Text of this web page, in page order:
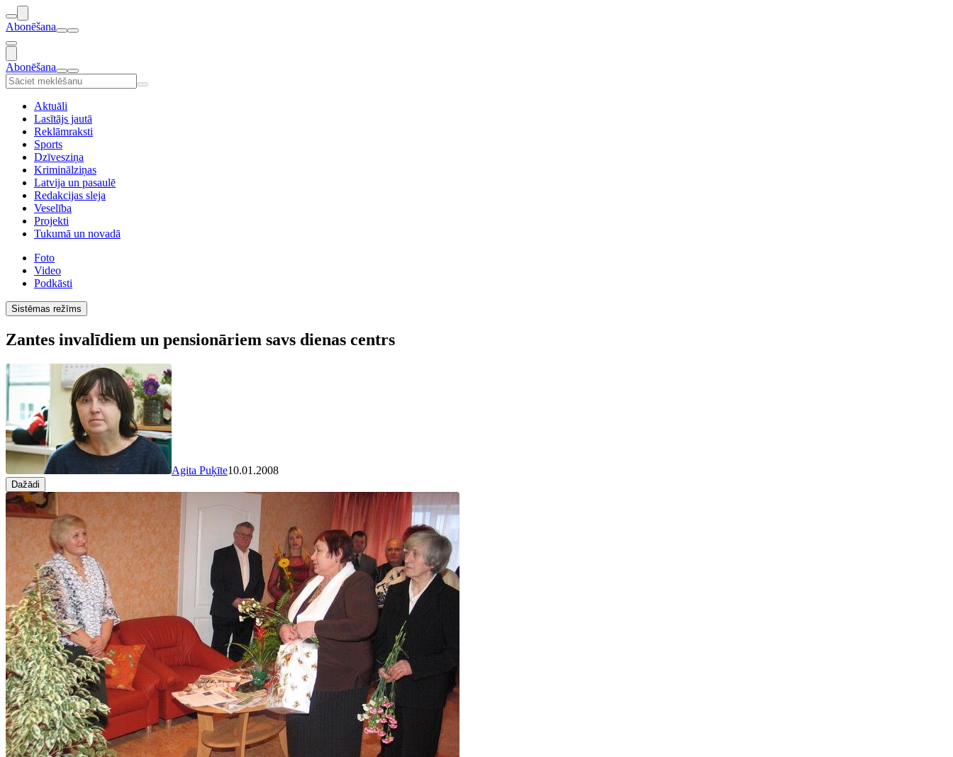
Abonēšana
Abonēšana
Aktuāli
Lasītājs jautā
Reklāmraksti
Sports
Dzīvesziņa
Kriminālziņas
Latvija un pasaulē
Redakcijas sleja
Veselība
Projekti
Tukumā un novadā
Foto
Video
Podkāsti
Sistēmas režīms
Zantes invalīdiem un pensionāriem savs dienas centrs
Agita Puķīte10.01.2008
Dažādi